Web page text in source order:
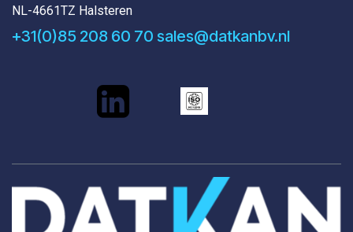
NL-4661TZ Halsteren
+31(0)85 208 60 70 sales@datkanbv.nl